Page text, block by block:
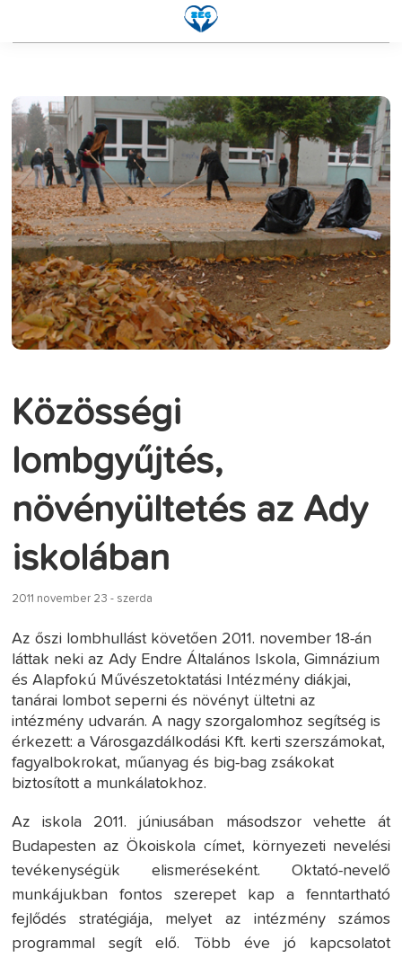
Közösségi
lombgyűjtés,
növényültetés az Ady
iskolában
2011 november 23 - szerda
Az őszi lombhullást követően 2011. november 18-án
láttak neki az Ady Endre Általános Iskola, Gimnázium
és Alapfokú Művészetoktatási Intézmény diákjai,
tanárai lombot seperni és növényt ültetni az
intézmény udvarán. A nagy szorgalomhoz segítség is
érkezett: a Városgazdálkodási Kft. kerti szerszámokat,
fagyalbokrokat, műanyag és big-bag zsákokat
biztosított a munkálatokhoz.
Az iskola 2011. júniusában másodszor vehette át
Budapesten az Ökoiskola címet, környezeti nevelési
tevékenységük elismeréseként. Oktató-nevelő
munkájukban fontos szerepet kap a fenntartható
fejlődés stratégiája, melyet az intézmény számos
programmal segít elő. Több éve jó kapcsolatot